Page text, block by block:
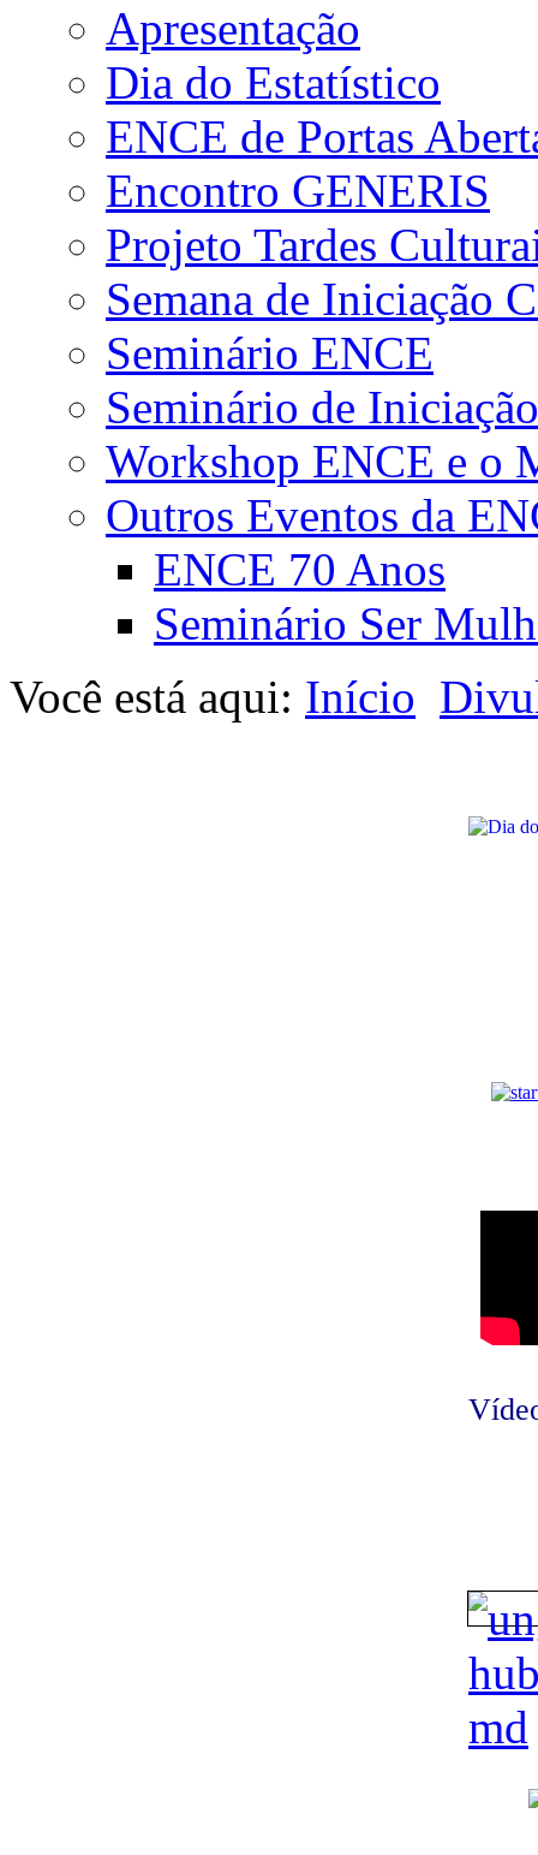
Apresentação
Dia do Estatístico
ENCE de Portas
Encontro GENERIS
Projeto Tardes
Semana de Iniciação
Seminário ENCE
Seminário de
Workshop ENCE e o
Outros Eventos da
ENCE 70 Anos
Seminário Ser
Você está aqui: Início